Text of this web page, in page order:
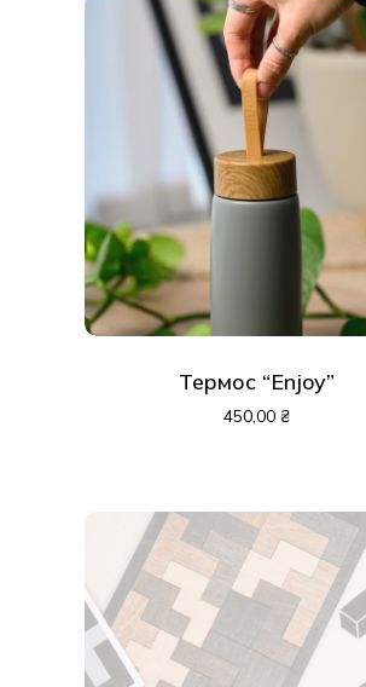
Термос “Enjoy”
450,00 ₴